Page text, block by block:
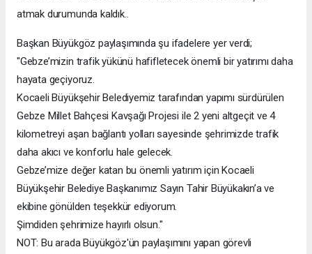
atmak durumunda kaldık..
Başkan Büyükgöz paylaşımında şu ifadelere yer verdi;
"Gebze’mizin trafik yükünü hafifletecek önemli bir yatırımı daha
hayata geçiyoruz.
Kocaeli Büyükşehir Belediyemiz tarafından yapımı sürdürülen
Gebze Millet Bahçesi Kavşağı Projesi ile 2 yeni altgeçit ve 4
kilometreyi aşan bağlantı yolları sayesinde şehrimizde trafik
daha akıcı ve konforlu hale gelecek.
Gebze’mize değer katan bu önemli yatırım için Kocaeli
Büyükşehir Belediye Başkanımız Sayın Tahir Büyükakın’a ve
ekibine gönülden teşekkür ediyorum.
Şimdiden şehrimize hayırlı olsun."
NOT: Bu arada Büyükgöz'ün paylaşımını yapan görevli